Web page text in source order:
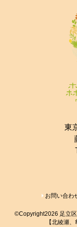
東
お問い合わ
©Copyright2026 足立
【北綾瀬、